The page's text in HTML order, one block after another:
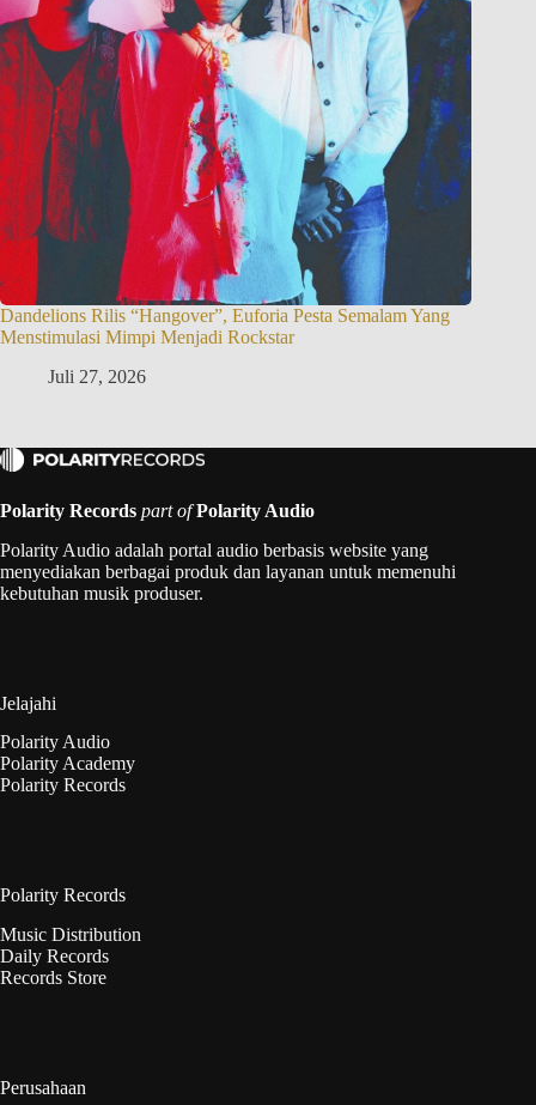
Dandelions Rilis “Hangover”, Euforia Pesta Semalam Yang
Menstimulasi Mimpi Menjadi Rockstar
Juli 27, 2026
Polarity Records part of Polarity Audio
Polarity Audio adalah portal audio berbasis website yang
menyediakan berbagai produk dan layanan untuk memenuhi
kebutuhan musik produser.
Jelajahi
Polarity Audio
Polarity Academy
Polarity Records
Polarity Records
Music Distribution
Daily Records
Records Store
Perusahaan